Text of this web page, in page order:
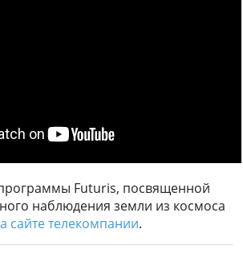
Futuris, посвященной
наблюдения земли из космоса
сайте телекомпании.